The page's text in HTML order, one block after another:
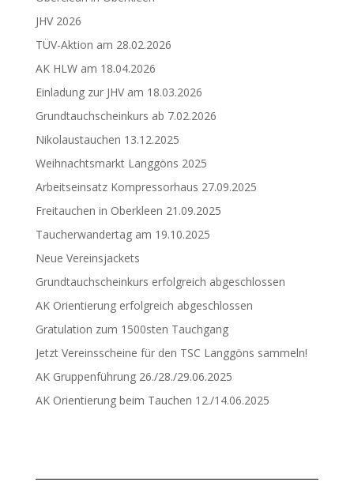
JHV 2026
TÜV-Aktion am 28.02.2026
AK HLW am 18.04.2026
Einladung zur JHV am 18.03.2026
Grundtauchscheinkurs ab 7.02.2026
Nikolaustauchen 13.12.2025
Weihnachtsmarkt Langgöns 2025
Arbeitseinsatz Kompressorhaus 27.09.2025
Freitauchen in Oberkleen 21.09.2025
Taucherwandertag am 19.10.2025
Neue Vereinsjackets
Grundtauchscheinkurs erfolgreich abgeschlossen
AK Orientierung erfolgreich abgeschlossen
Gratulation zum 1500sten Tauchgang
Jetzt Vereinsscheine für den TSC Langgöns sammeln!
AK Gruppenführung 26./28./29.06.2025
AK Orientierung beim Tauchen 12./14.06.2025